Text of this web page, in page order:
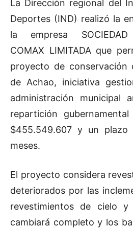
La Dirección regional del
Deportes (IND) realizó la
la empresa SOCIEDAD
COMAX LIMITADA que
proyecto de conservación
de Achao, iniciativa
administración municipal
repartición
$455.549.607 y un
meses.
El proyecto considera
deteriorados por las
revestimientos de cielo
cambiará completo y los